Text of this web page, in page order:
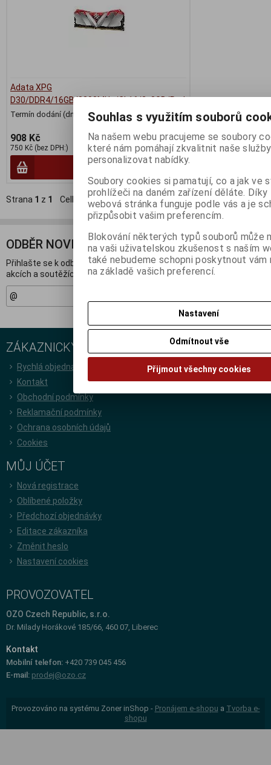
Adata XPG
D30/DDR4/16GB/3200MHz/CL16/2x8GB/Red
Termín dodání (dny): 3
908 Kč
750 Kč (bez DPH:)
Strana 1 z 1 Celkem7 záznamů 1
ODBĚR NOVINEK
Přihlašte se k odběru novinek a buďte informováni o novinkách,
akcích a soutěžích.
ZÁKAZNICKÝ SERVIS
Rychlá objednávka
Kontakt
Obchodní podmínky
Reklamační podmínky
Ochrana osobních údajů
Cookies
MŮJ ÚČET
Nová registrace
Oblíbené položky
Předchozí objednávky
Editace zákazníka
Změnit heslo
Nastavení cookies
PROVOZOVATEL
OZO Czech Republic, s.r.o.
Dr. Milady Horákové 185/66, 460 07, Liberec
Kontakt
Mobilní telefon: +420 739 045 456
E-mail: prodej@ozo.cz
Provozováno na systému Zoner inShop - Pronájem e-shopu a Tvorba e-
shopu
Souhlas s využitím souborů
Na našem webu pracujeme se soubory
které nám pomáhají zkvalitnit naše
personalizovat nabídky.
Soubory cookies si pamatují, co a jak ve
prohlížeči na daném zařízení děláte. Díky
webová stránka funguje podle vás a je
přizpůsobit vašim preferencím.
Blokování některých typů souborů může
na vaši uživatelskou zkušenost s naším
také nebudeme schopni poskytnout vám
na základě vašich preferencí.
Nastavení
Odmítnout vše
Přijmout všechny cookies